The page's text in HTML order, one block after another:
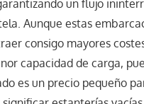
un flujo
Aunque estas
consigo mayores
capacidad de carga,
es un precio pequeño